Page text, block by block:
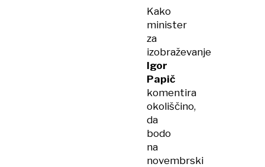
Kako
minister
za
izobraževanje
Igor
Papič
komentira
okoliščino,
da
bodo
na
novembrski